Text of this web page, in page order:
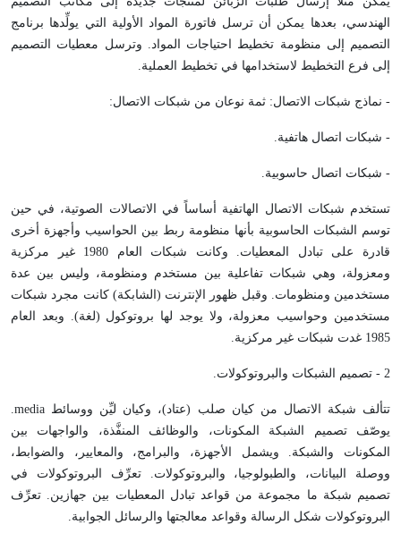
الهندسي، بعدها يمكن أن ترسل فاتورة المواد الأولية التي يولِّدها برنامج
التصميم إلى منظومة تخطيط احتياجات المواد. وترسل معطيات التصميم
إلى فرع التخطيط لاستخدامها في تخطيط العملية.
- نماذج شبكات الاتصال: ثمة نوعان من شبكات الاتصال:
- شبكات اتصال هاتفية.
- شبكات اتصال حاسوبية.
تستخدم شبكات الاتصال الهاتفية أساساً في الاتصالات الصوتية، في حين
توسم الشبكات الحاسوبية بأنها منظومة ربط بين الحواسيب وأجهزة أخرى
قادرة على تبادل المعطيات. وكانت شبكات العام 1980 غير مركزية
ومعزولة، وهي شبكات تفاعلية بين مستخدم ومنظومة، وليس بين عدة
مستخدمين ومنظومات. وقبل ظهور الإنترنت (الشابكة) كانت مجرد شبكات
مستخدمين وحواسيب معزولة، ولا يوجد لها بروتوكول (لغة). وبعد العام
1985 غدت شبكات غير مركزية.
2 - تصميم الشبكات والبروتوكولات.
تتألف شبكة الاتصال من كيان صلب (عتاد)، وكيان ليِّن ووسائط media
.
يوصّف تصميم الشبكة المكونات، والوظائف المنفَّذة، والواجهات بين
المكونات والشبكة. ويشمل الأجهزة، والبرامج، والمعايير، والضوابط،
ووصلة البيانات، والطبولوجيا، والبروتوكولات. تعرِّف البروتوكولات في
تصميم شبكة ما مجموعة من قواعد تبادل المعطيات بين جهازين. تعرِّف
البروتوكولات شكل الرسالة وقواعد معالجتها والرسائل الجوابية.